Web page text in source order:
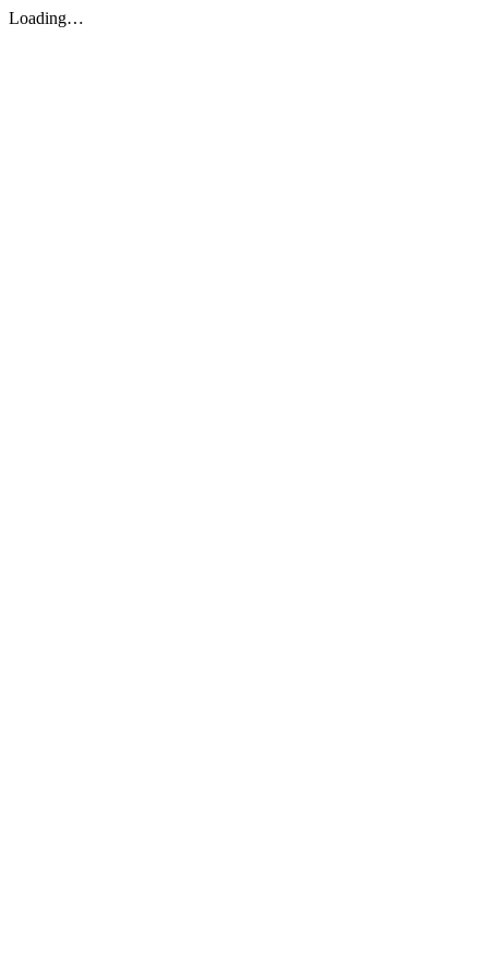
Loading…